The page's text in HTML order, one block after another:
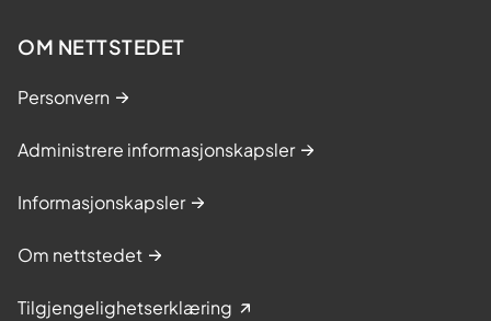
OM NETTSTEDET
Personvern
Administrere informasjonskapsler
Informasjonskapsler
Om nettstedet
Tilgjengelighetserklæring